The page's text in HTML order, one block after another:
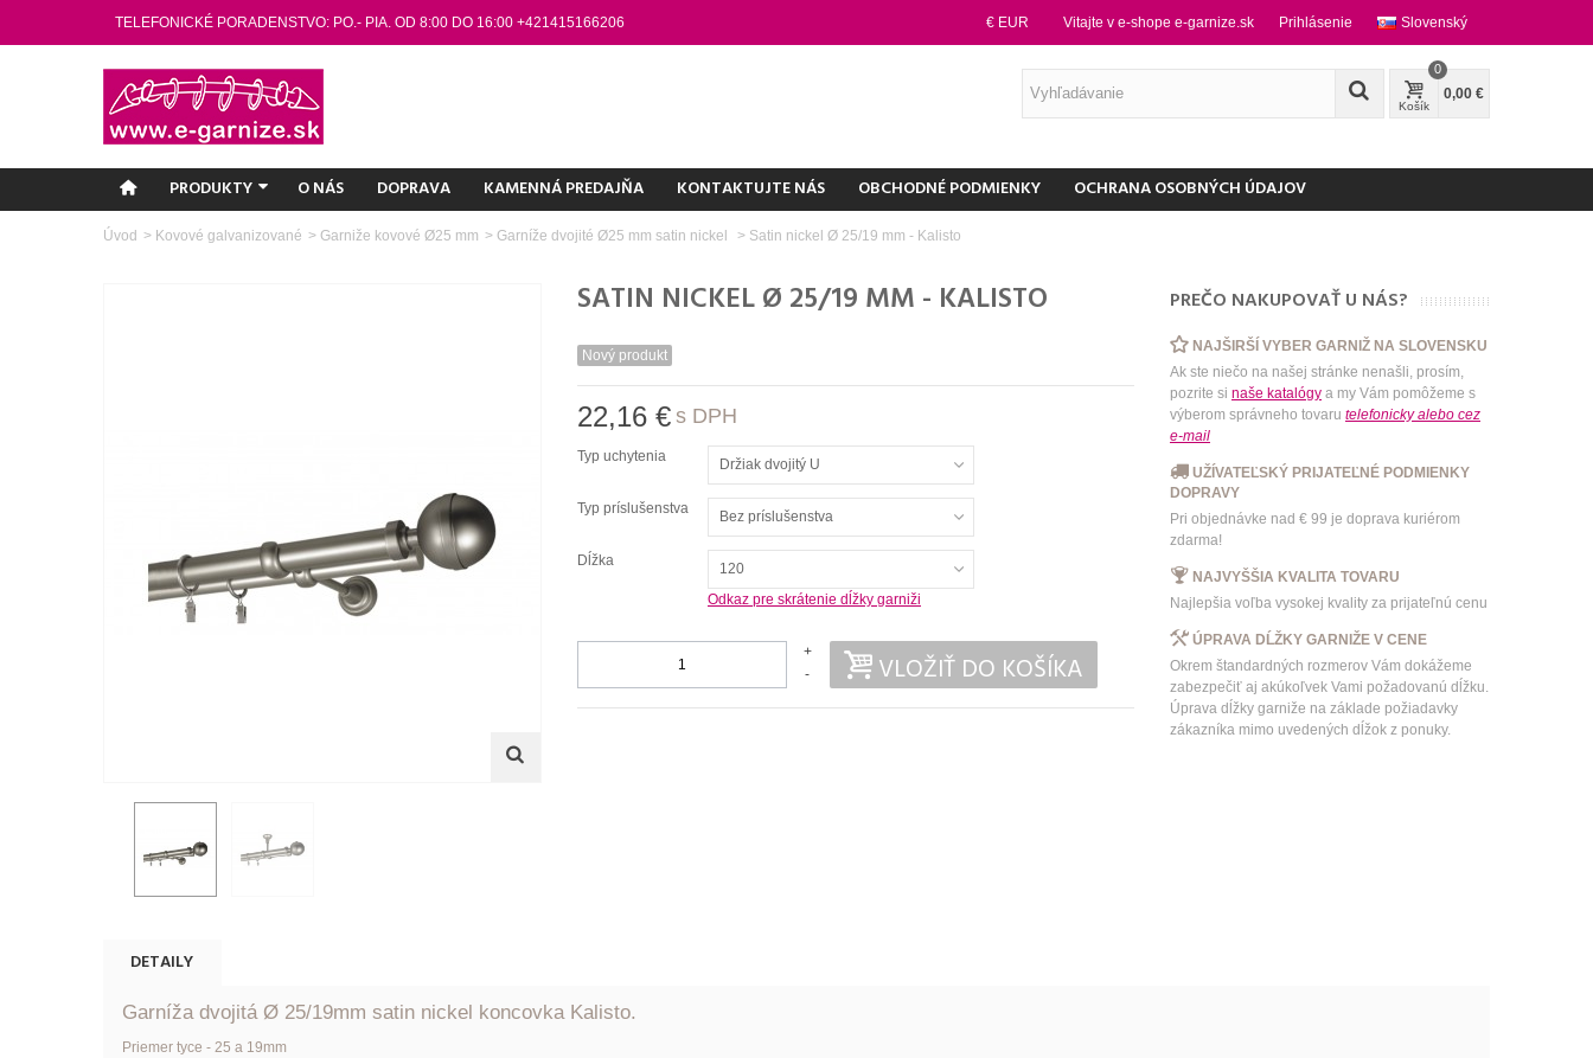
TELEFONICKÉ PORADENSTVO: PO.- PIA. OD 8:00 DO 16:00 +421415166206 Slovenský
Vitajte v e-shope e-garnize.sk Prihlásenie
€ EUR
Košík
0
0,00 €
PRODUKTY O NÁS DOPRAVA KAMENNÁ PREDAJŇA KONTAKTUJTE NÁS OBCHODNÉ PODMIENKY OCHRANA OSOBNÝCH ÚDAJOV
Úvod > Kovové galvanizované > Garniže kovové Ø25 mm > Garníže dvojité Ø25 mm satin nickel > Satin nickel Ø 25/19 mm - Kalisto
SATIN NICKEL Ø 25/19 MM - KALISTO
Nový produkt
22,16 € s DPH
Typ uchytenia Držiak dvojitý U
Typ príslušenstva Bez príslušenstva
Dĺžka
120
Odkaz pre skrátenie dĺžky garniži
-
+ VLOŽIŤ DO KOŠÍKA
PREČO NAKUPOVAŤ U NÁS?
NAJŠIRŠÍ VYBER GARNIŽ NA SLOVENSKU
Ak ste niečo na našej stránke nenašli, prosím,
pozrite si naše katalógya my Vám pomôžeme s
výberom správneho tovaru telefonicky alebo cez
e-mail
UŽÍVATEĽSKÝ PRIJATEĽNÉ PODMIENKY
DOPRAVY
Pri objednávke nad € 99 je doprava kuriérom
zdarma!
NAJVYŠŠIA KVALITA TOVARU
Najlepšia voľba vysokej kvality za prijateľnú cenu
ÚPRAVA DĹŽKY GARNIŽE V CENE
Okrem štandardných rozmerov Vám dokážeme
zabezpečiť aj akúkoľvek Vami požadovanú dĺžku.
Úprava dĺžky garniže na základe požiadavky
zákazníka mimo uvedených dĺžok z ponuky.
DETAILY
Garníža dvojitá Ø 25/19mm satin nickel koncovka Kalisto.
Priemer tyce - 25 a 19mm